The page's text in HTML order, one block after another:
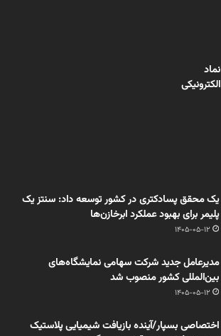
نماد
الکترونیکی
یک محقق پسادکتری در کشور توسعه داد: سنتز یک
پلیمر برای بهبود عملکرد ابرخازن‌ها
1405-05-12
مدیرعامل جدید شرکت سهامی نمایشگاه‌های
بین‌المللی کشور منصوب شد
1405-05-12
اختصاصی بسپار/آینده بازیافت شیمیایی پلاستیک